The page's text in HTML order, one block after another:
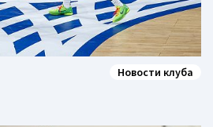
Новости клуба